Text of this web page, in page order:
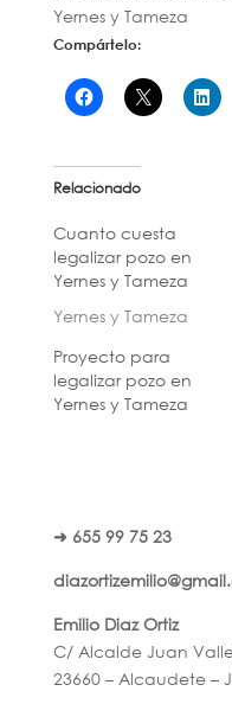
Yernes y Tameza
Compártelo:
Relacionado
Cuanto cuesta
legalizar pozo en
Yernes y Tameza
Yernes y Tameza
Proyecto para
legalizar pozo en
Yernes y Tameza
➜ 655 99 75 23
Emilio Diaz Ortiz
C/ Alcalde Juan
23660 – Alcaudete –